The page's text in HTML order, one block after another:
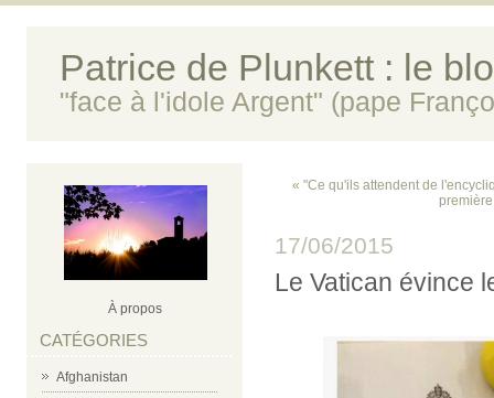
Patrice de Plunkett : le
"face à l'idole Argent" (pape
À propos
CATÉGORIES
Afghanistan
« "Ce qu'ils attendent de
17/06/2015
Le Vatican évince